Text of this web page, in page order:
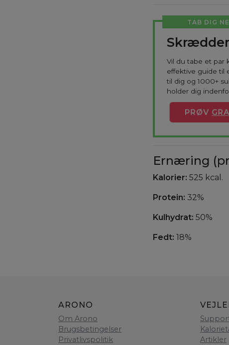
TAB DIG
Vil du tabe et par
effektive guide til
til dig og 1000+
holder dig
PRØV
Ernæring
Kalorier: 525 kcal.
Protein: 32%
Kulhydrat: 50%
Fedt: 18%
ARONO
Om Arono
Brugsbetingelser
Privatlivspolitik
Artikler